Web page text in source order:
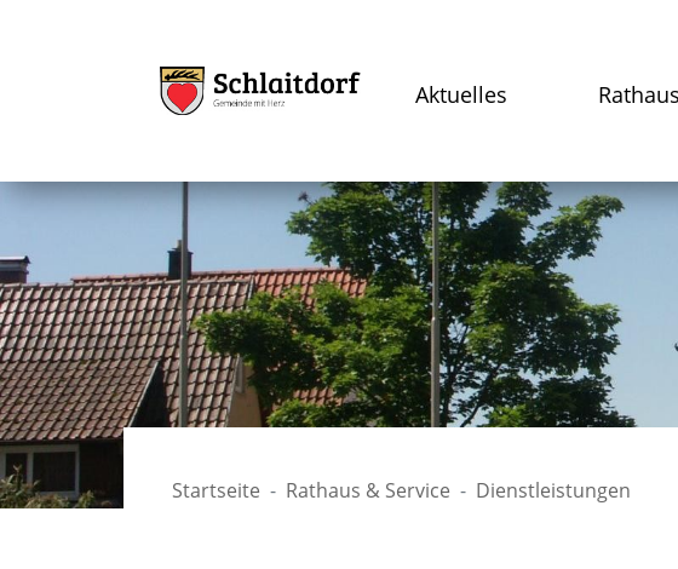
Aktuelles
Startseite Rathaus & Service Dienstleistungen